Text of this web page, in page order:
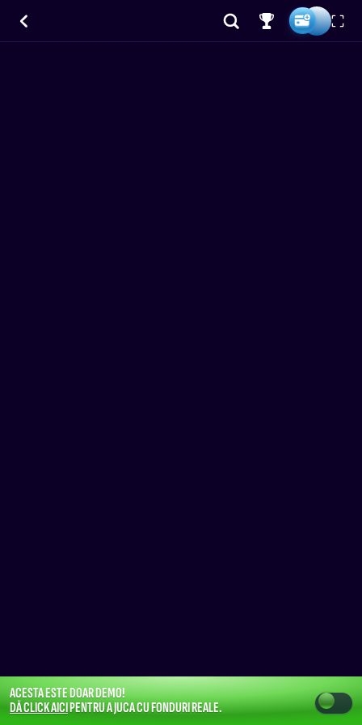
ACESTA ESTE DOAR DEMO!
DĂ CLICK AICIPENTRU A JUCA CU FONDURI REALE.